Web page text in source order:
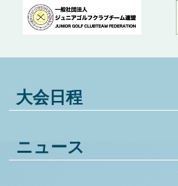
大会日程
ニュース